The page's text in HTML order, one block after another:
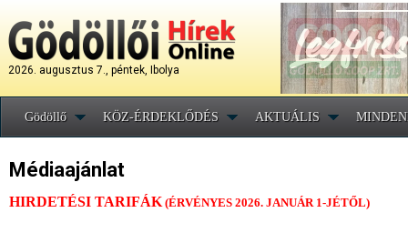
2026. augusztus 7., péntek, Ibolya
Gödöllő KÖZ-ÉRDEKLŐDÉS AKTUÁLIS
Médiaajánlat
HIRDETÉSI TARIFÁK(ÉRVÉNYES 2026. JANUÁR 1-JÉTŐL)